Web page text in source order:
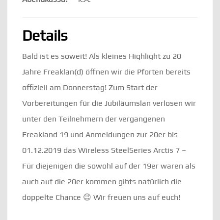
Details
Bald ist es soweit! Als kleines Highlight zu 20
Jahre Freaklan(d) öffnen wir die Pforten bereits
offiziell am Donnerstag! Zum Start der
Vorbereitungen für die Jubiläumslan verlosen wir
unter den Teilnehmern der vergangenen
Freakland 19 und Anmeldungen zur 20er bis
01.12.2019 das Wireless SteelSeries Arctis 7 –
Für diejenigen die sowohl auf der 19er waren als
auch auf die 20er kommen gibts natürlich die
doppelte Chance 😉 Wir freuen uns auf euch!